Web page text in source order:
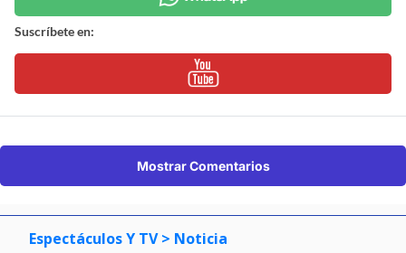
Suscríbete en:
Mostrar Comentarios
Espectáculos Y TV > Noticia